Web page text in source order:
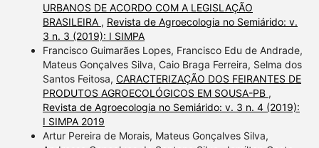
URBANOS DE ACORDO COM A LEGISLAÇÃO
BRASILEIRA , Revista de Agroecologia no Semiárido: v.
3 n. 3 (2019): I SIMPA
Francisco Guimarães Lopes, Francisco Edu de Andrade,
Mateus Gonçalves Silva, Caio Braga Ferreira, Selma dos
Santos Feitosa, CARACTERIZAÇÃO DOS FEIRANTES DE
PRODUTOS AGROECOLÓGICOS EM SOUSA-PB ,
Revista de Agroecologia no Semiárido: v. 3 n. 4 (2019):
I SIMPA 2019
Artur Pereira de Morais, Mateus Gonçalves Silva,